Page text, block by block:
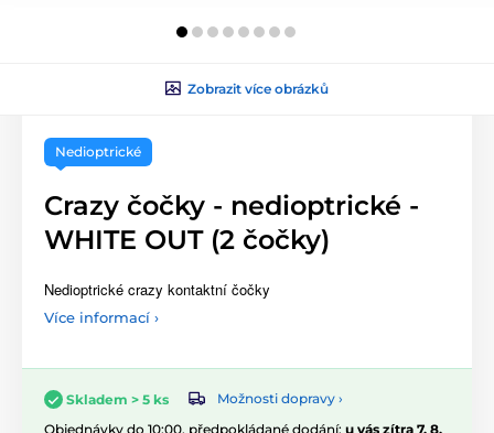
Zobrazit více obrázků
Nedioptrické
Crazy čočky - nedioptrické -
WHITE OUT (2 čočky)
Nedioptrické crazy kontaktní čočky
Více informací ›
Skladem > 5 ks
Možnosti dopravy ›
Objednávky do 10:00, předpokládané dodání: u vás zítra 7. 8.